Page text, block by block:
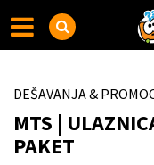
DEŠAVANJA &
MTS |
PAKET